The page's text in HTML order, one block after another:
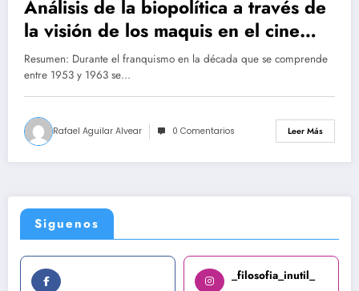
Análisis de la biopolítica a través de
la visión de los maquis en el cine
franquista
Resumen: Durante el franquismo en la década que se comprende
entre 1953 y 1963 se…
Rafael Aguilar Alvear 0 Comentarios Leer Más
Siguenos
_filosofia_inutil_